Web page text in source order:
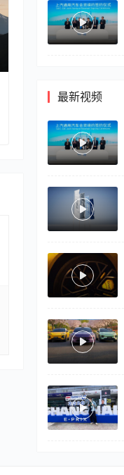
最新视频